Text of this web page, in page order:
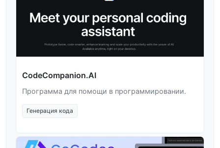
CodeCompanion.AI
Программа для помощи в программировании.
Генерация кода